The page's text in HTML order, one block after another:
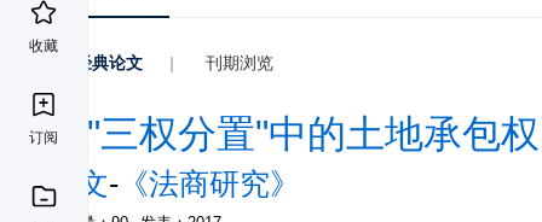
收藏
订阅
经典论文 | 刊期浏览
论"三权分置"中的土地承包权
丁文- 《法商研究》